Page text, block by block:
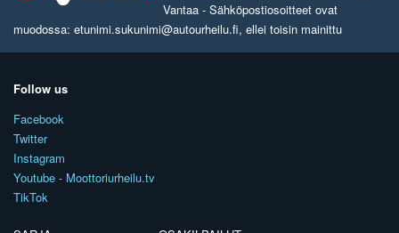
Vantaa - Sähköpostiosoitteet ovat
muodossa: etunimi.sukunimi@autourheilu.fi, ellei toisin mainittu
Follow us
Facebook
Twitter
Instagram
Youtube - Moottoriurheilu.tv
TikTok